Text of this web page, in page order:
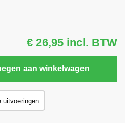
€ 26,95 incl. BTW
aan winkelwagen
uitvoeringen